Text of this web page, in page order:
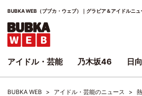
BUBKA WEB（ブブカ・ウェブ）｜グラビア＆アイドルニュ
BUBKA WEB アイドル・芸能のニュース
アイドル・芸能 乃木坂46 日